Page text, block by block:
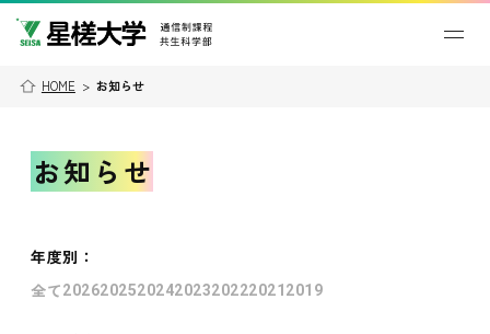
HOME > お知らせ
お知らせ
年度別 ：
全て202620252024202320222021 2019